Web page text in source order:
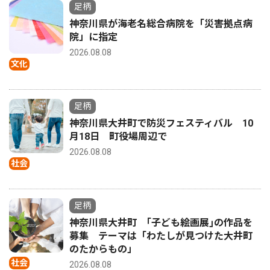
文化
足柄
神奈川県が海老名総合病院を「災害拠点病
院」に指定
2026.08.08
社会
足柄
神奈川県大井町で防災フェスティバル 10
月18日 町役場周辺で
2026.08.08
社会
足柄
神奈川県大井町 ｢子ども絵画展｣の作品を
募集 テーマは「わたしが見つけた大井町
のたからもの」
2026.08.08